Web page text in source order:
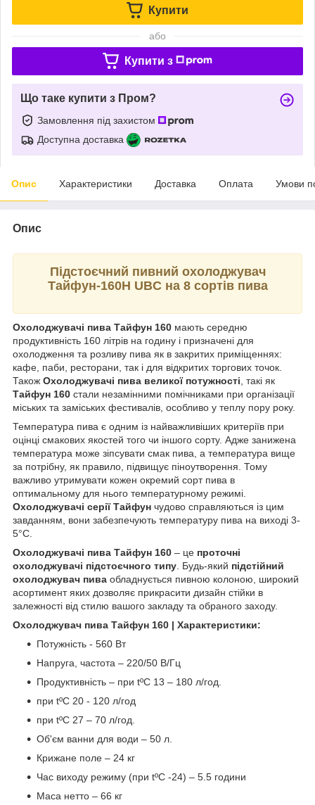
Купити
або
Купити з
Що таке купити з Пром?
Замовлення під захистом
Доступна доставка
Опис Характеристики Доставка Оплата Умови
Опис
Підстоєчний пивний охолоджувач
Тайфун-160H UBC на 8 сортів пива
Охолоджувачі пива Тайфун 160 мають середню
продуктивність 160 літрів на годину і призначені для
охолодження та розливу пива як в закритих приміщеннях:
кафе, паби, ресторани, так і для відкритих торгових точок.
Також Охолоджувачі пива великої потужності, такі як
Тайфун 160 стали незамінними помічниками при організації
міських та заміських фестивалів, особливо у теплу пору року.
Температура пива є одним із найважливіших критеріїв при
оцінці смакових якостей того чи іншого сорту. Адже занижена
температура може зіпсувати смак пива, а температура вище
за потрібну, як правило, підвищує піноутворення. Тому
важливо утримувати кожен окремий сорт пива в
оптимальному для нього температурному режимі.
Охолоджувачі серії Тайфун чудово справляються із цим
завданням, вони забезпечують температуру пива на виході 3-
5°С.
Охолоджувачі пива Тайфун 160 – це проточні
охолоджувачі підстоєчного типу. Будь-який підстійний
охолоджувач пива обладнується пивною колоною, широкий
асортимент яких дозволяє прикрасити дизайн стійки в
залежності від стилю вашого закладу та обраного заходу.
Охолоджувач пива Тайфун 160 | Характеристики:
Потужність - 560 Вт
Напруга, частота – 220/50 В/Гц
Продуктивність – при tºC 13 – 180 л/год.
при tºC 20 - 120 л/год
при tºC 27 – 70 л/год.
Об'єм ванни для води – 50 л.
Крижане поле – 24 кг
Час виходу режиму (при tºC -24) – 5.5 години
Маса нетто – 66 кг